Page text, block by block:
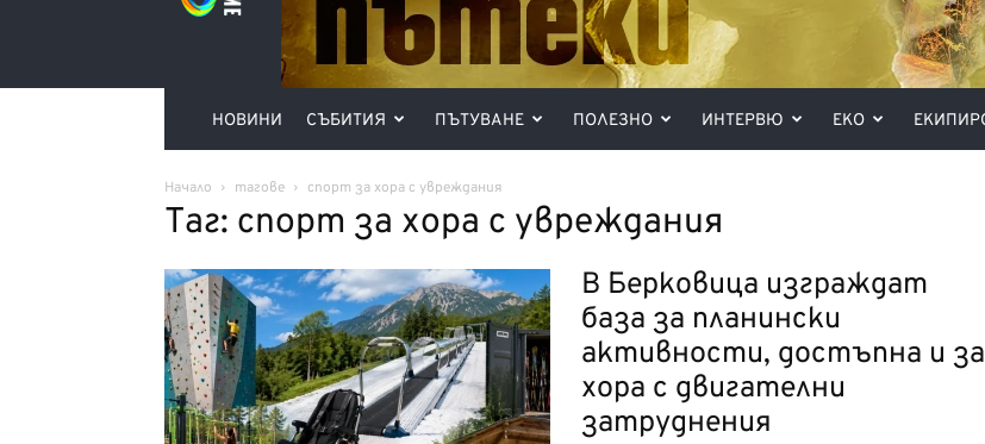
НОВИНИ СЪБИТИЯ ПЪТУВАНЕ ПОЛЕЗНО ИНТЕРВЮ ЕКО
Начало тагове спорт за хора с увреждания
Таг: спорт за хора с увреждания
В Берковица изграждат
база за планински
активности, достъпна и за
хора с двигателни
затруднения